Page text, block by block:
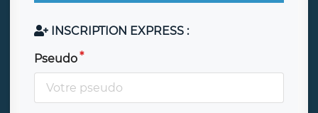
INSCRIPTION EXPRESS :
Pseudo